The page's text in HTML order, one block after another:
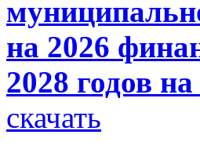
на 2026
2028 годов
скачать